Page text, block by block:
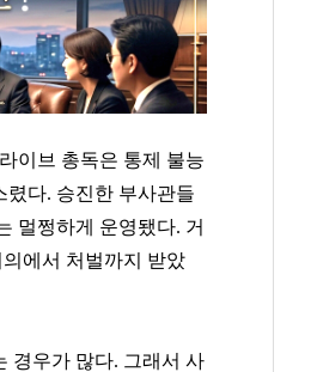
이브 총독은 통제 불능
렸다. 승진한 부사관들
멀쩡하게 운영됐다. 거
에서 처벌까지 받았
경우가 많다. 그래서 사